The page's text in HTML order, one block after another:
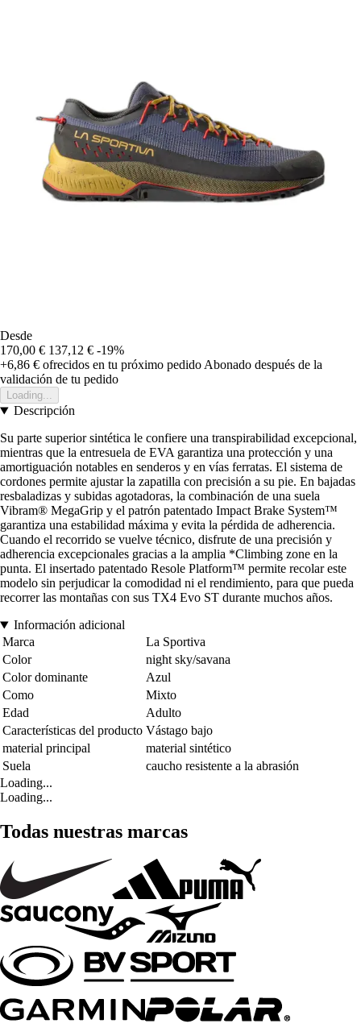
Desde
170,00 € 137,12 € -19%
+6,86 € ofrecidos en tu próximo pedido Abonado después de la
validación de tu pedido
Loading...
Descripción
Su parte superior sintética le confiere una transpirabilidad excepcional,
mientras que la entresuela de EVA garantiza una protección y una
amortiguación notables en senderos y en vías ferratas. El sistema de
cordones permite ajustar la zapatilla con precisión a su pie. En bajadas
resbaladizas y subidas agotadoras, la combinación de una suela
Vibram® MegaGrip y el patrón patentado Impact Brake System™
garantiza una estabilidad máxima y evita la pérdida de adherencia.
Cuando el recorrido se vuelve técnico, disfrute de una precisión y
adherencia excepcionales gracias a la amplia *Climbing zone en la
punta. El insertado patentado Resole Platform™ permite recolar este
modelo sin perjudicar la comodidad ni el rendimiento, para que pueda
recorrer las montañas con sus TX4 Evo ST durante muchos años.
Información adicional
Marca
La Sportiva
Color
night sky/savana
Color dominante
Azul
Como
Mixto
Edad
Adulto
Características del producto Vástago bajo
material principal
material sintético
Suela
caucho resistente a la abrasión
Loading...
Loading...
Todas nuestras marcas